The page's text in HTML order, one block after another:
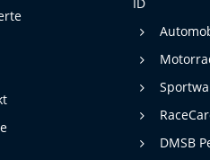
DMSB